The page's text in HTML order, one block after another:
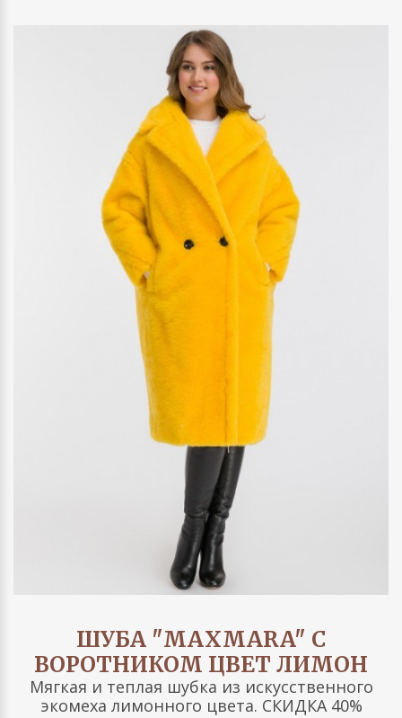
ШУБА "MAXMARA" С
ВОРОТНИКОМ ЦВЕТ ЛИМОН
Мягкая и теплая шубка из искусственного
экомеха лимонного цвета. СКИДКА 40%